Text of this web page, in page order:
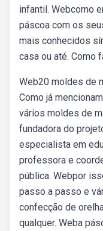
infantil. Webcomo
páscoa com os
mais conhecidos
casa ou até. Como
Web20 moldes de
Como já
vários moldes de
fundadora do
especialista em
professora e
pública. Webpor
passo a passo e
confecção de
qualquer. Weba